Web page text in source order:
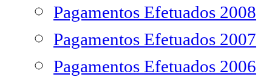
Pagamentos Efetuados 2008
Pagamentos Efetuados 2007
Pagamentos Efetuados 2006